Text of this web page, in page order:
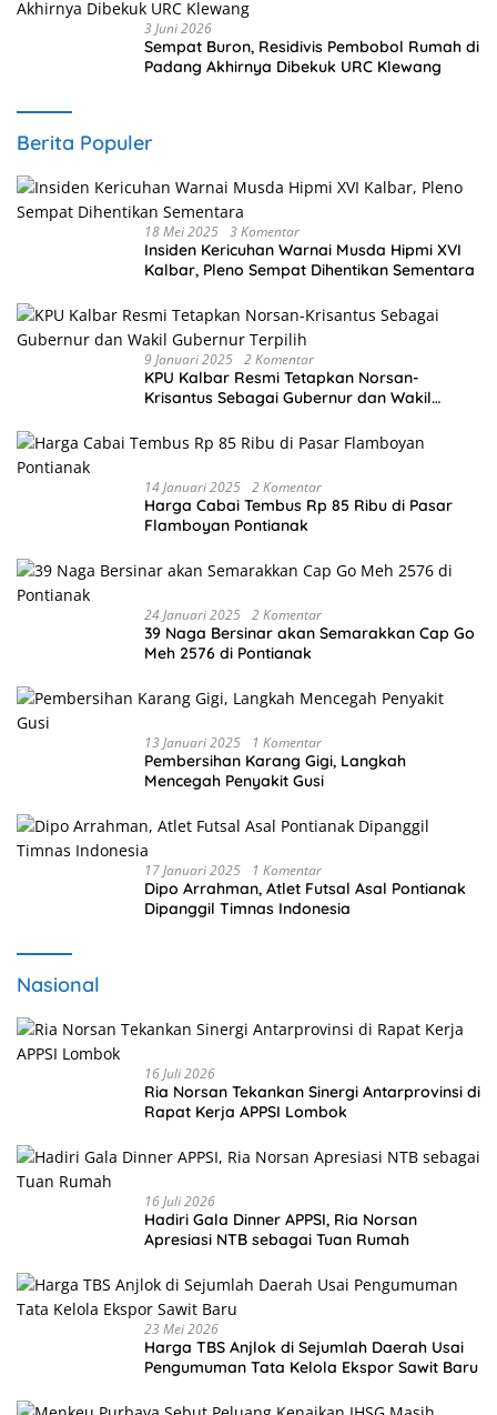
3 Juni 2026
Sempat Buron, Residivis Pembobol Rumah di
Padang Akhirnya Dibekuk URC Klewang
Berita Populer
18 Mei 2025 3 Komentar
Insiden Kericuhan Warnai Musda Hipmi XVI
Kalbar, Pleno Sempat Dihentikan Sementara
9 Januari 2025 2 Komentar
KPU Kalbar Resmi Tetapkan Norsan-
Krisantus Sebagai Gubernur dan Wakil
14 Januari 2025 2 Komentar
Harga Cabai Tembus Rp 85 Ribu di Pasar
Flamboyan Pontianak
24 Januari 2025 2 Komentar
39 Naga Bersinar akan Semarakkan Cap Go
Meh 2576 di Pontianak
13 Januari 2025 1 Komentar
Pembersihan Karang Gigi, Langkah
Mencegah Penyakit Gusi
17 Januari 2025 1 Komentar
Dipo Arrahman, Atlet Futsal Asal Pontianak
Dipanggil Timnas Indonesia
Nasional
16 Juli 2026
Ria Norsan Tekankan Sinergi Antarprovinsi di
Rapat Kerja APPSI Lombok
16 Juli 2026
Hadiri Gala Dinner APPSI, Ria Norsan
Apresiasi NTB sebagai Tuan Rumah
23 Mei 2026
Harga TBS Anjlok di Sejumlah Daerah Usai
Pengumuman Tata Kelola Ekspor Sawit Baru